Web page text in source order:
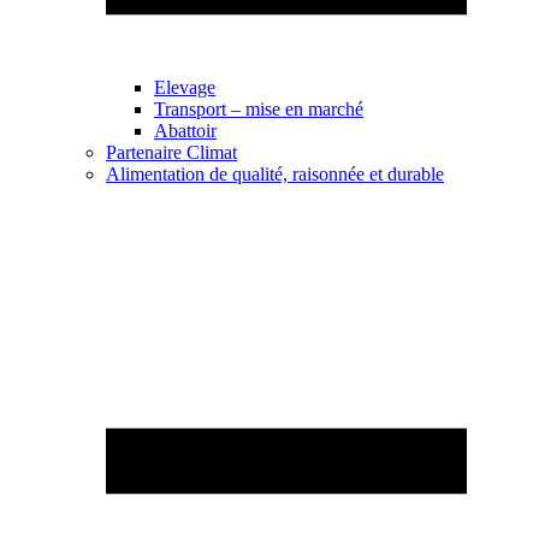
Elevage
Transport – mise en marché
Abattoir
Partenaire Climat
Alimentation de qualité, raisonnée et durable